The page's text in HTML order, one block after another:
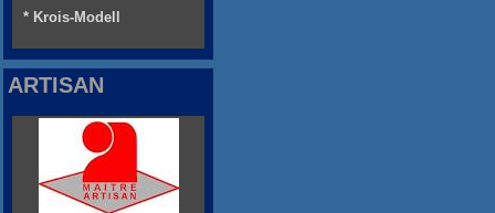
* Krois-Modell
ARTISAN